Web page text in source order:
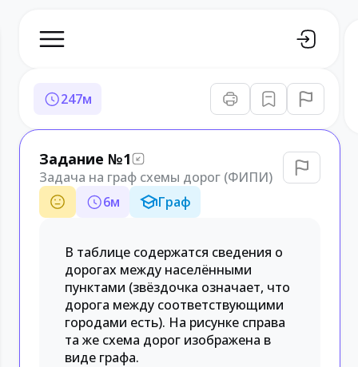
247м
Задание №1
Задача на граф схемы дорог (ФИПИ)
6м Граф
В таблице содержатся сведения о
дорогах между населёнными
пунктами (звёздочка означает, что
дорога между соответствующими
городами есть). На рисунке справа
та же схема дорог изображена в
виде графа.